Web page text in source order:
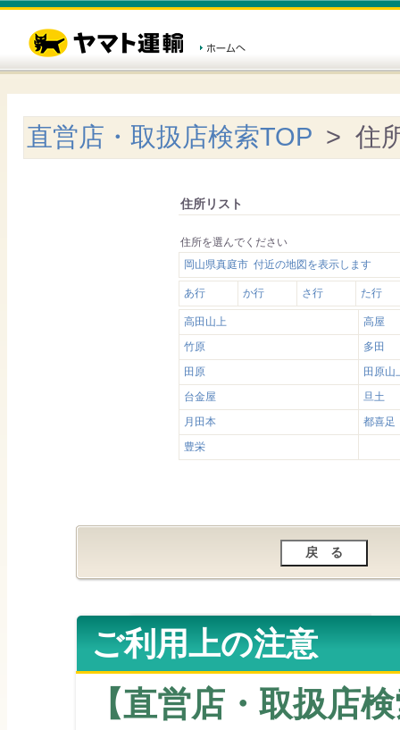
直営店・取扱店検索TOP > 住
住所リスト
住所を選んでください
岡山県真庭市 付近の地図を表示します
あ行 か行 さ行 た行
高田山上
高屋
竹原
多田
田原
田原山
台金屋
旦土
月田本
都喜足
豊栄
ご利用上の注意
【直営店・取扱店